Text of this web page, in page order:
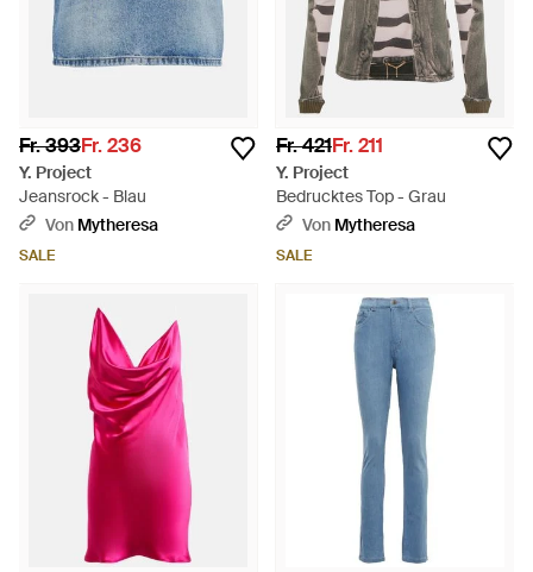
Fr. 393Fr. 236
Y. Project
Jeansrock - Blau
Von Mytheresa
SALE
Fr. 421Fr. 211
Y. Project
Bedrucktes Top - Grau
Von Mytheresa
SALE